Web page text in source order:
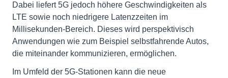
Dabei liefert 5G jedoch höhere Geschwindigkeiten als
LTE sowie noch niedrigere Latenzzeiten im
Millisekunden-Bereich. Dieses wird perspektivisch
Anwendungen wie zum Beispiel selbstfahrende Autos,
die miteinander kommunizieren, ermöglichen.
Im Umfeld der 5G-Stationen kann die neue